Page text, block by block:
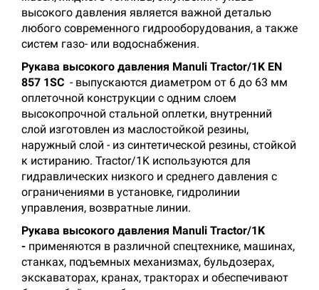
высокого давления является важной деталью
любого современного гидрооборудования, а также
систем газо- или водоснабжения.
Рукава высокого давления Manuli Tractor/1K EN
857 1SC - выпускаются диаметром от 6 до 63 мм
оплеточной конструкции с одним слоем
высокопрочной стальной оплетки, внутренний
слой изготовлен из маслостойкой резины,
наружный слой - из синтетической резины, стойкой
к истиранию. Tractor/1K используются для
гидравлических низкого и среднего давления с
ограничениями в установке, гидролинии
управления, возвратные линии.
Рукава высокого давления Manuli Tractor/1K
- применяются в различной спецтехнике, машинах,
станках, подъемных механизмах, бульдозерах,
экскаваторах, кранах, тракторах и обеспечивают